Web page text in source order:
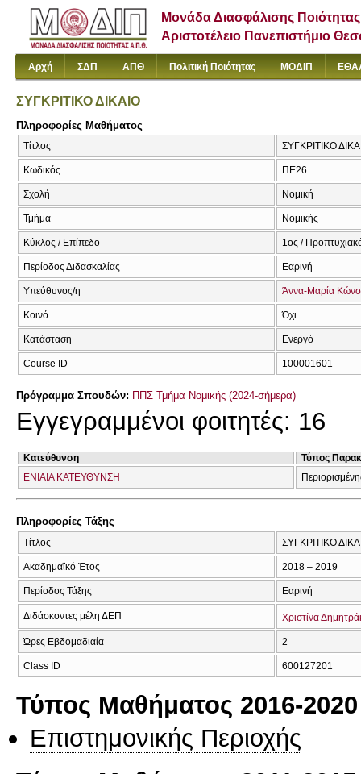
Μονάδα Διασφάλισης Ποιότητας
Αριστοτέλειο Πανεπιστήμιο
Αρχή ΣΔΠ ΑΠΘ Πολιτική Ποιότητας ΜΟΔΙΠ
ΣΥΓΚΡΙΤΙΚΟ ΔΙΚΑΙΟ
Πληροφορίες Μαθήματος
Τίτλος ΣΥΓΚΡΙΤΙΚΟ
Κωδικός ΠΕ26
Σχολή Νομική
Τμήμα Νομικής
Κύκλος / Επίπεδο 1ος /
Περίοδος Διδασκαλίας Εαρινή
Υπεύθυνος/η Άννα-Μαρία
Κοινό Όχι
Κατάσταση Ενεργό
Course ID 100001601
Πρόγραμμα Σπουδών: ΠΠΣ Τμήμα Νομικής (2024-σήμερα)
Εγγεγραμμένοι φοιτητές: 16
Κατεύθυνση
Τύπος
ΕΝΙΑΙΑ ΚΑΤΕΥΘΥΝΣΗ
Πληροφορίες Τάξης
Τίτλος ΣΥΓΚΡΙΤΙΚΟ
Ακαδημαϊκό Έτος 2018 – 2019
Περίοδος Τάξης Εαρινή
Διδάσκοντες μέλη ΔΕΠ Χριστίνα
Ώρες Εβδομαδιαία 2
Class ID 600127201
Τύπος Μαθήματος 2016-2020
Επιστημονικής Περιοχής